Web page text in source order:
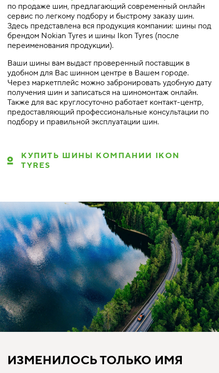
по продаже шин, предлагающий современный онлайн
сервис по легкому подбору и быстрому заказу шин.
Здесь представлена вся продукция компании: шины под
брендом Nokian Tyres и шины Ikon Tyres (после
переименования продукции).
Ваши шины вам выдаст проверенный поставщик в
удобном для Вас шинном центре в Вашем городе.
Через маркетплейс можно забронировать удобную дату
получения шин и записаться на шиномонтаж онлайн.
Также для вас круглосуточно работает контакт-центр,
предоставляющий профессиональные консультации по
подбору и правильной эксплуатации шин.
КУПИТЬ ШИНЫ КОМПАНИИ IKON
TYRES
ИЗМЕНИЛОСЬ ТОЛЬКО ИМЯ